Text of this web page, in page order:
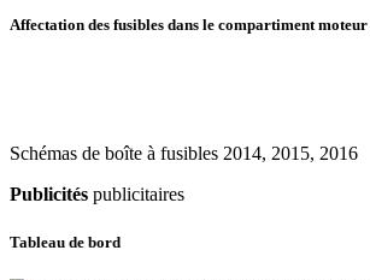
Affectation des fusibles dans le compartiment
Schémas de boîte à fusibles 2014, 2015, 2016
Publicités publicitaires
Tableau de bord